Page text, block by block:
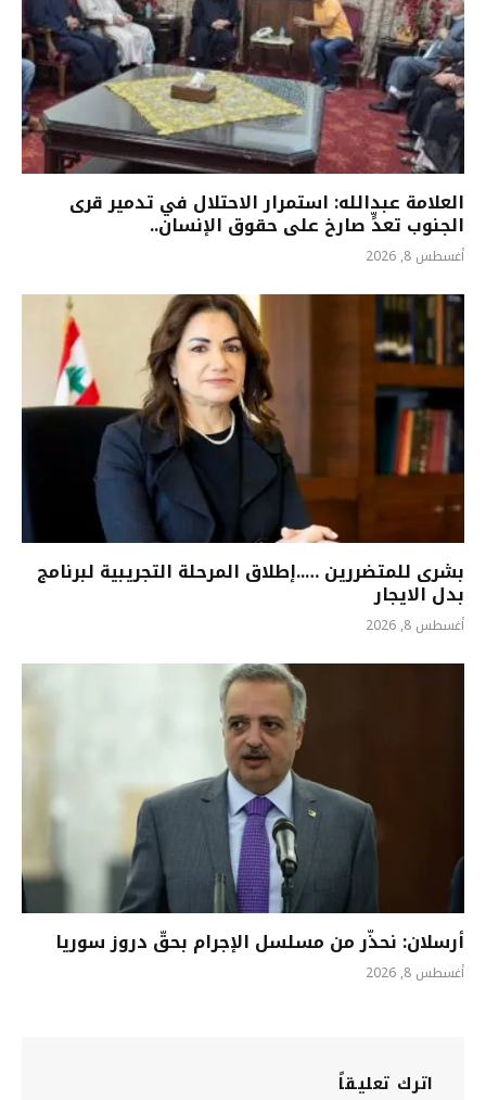
العلامة عبدالله: استمرار الاحتلال في تدمير قرى
الجنوب تعدٍّ صارخ على حقوق الإنسان..
أغسطس 8, 2026
بشرى للمتضررين …..إطلاق المرحلة التجريبية لبرنامج
بدل الايجار
أغسطس 8, 2026
أرسلان: نحذّر من مسلسل الإجرام بحقّ دروز سوريا
أغسطس 8, 2026
اترك تعليقاً